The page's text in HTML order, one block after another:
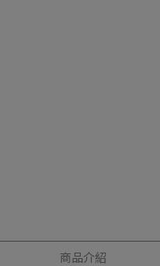
商品介紹